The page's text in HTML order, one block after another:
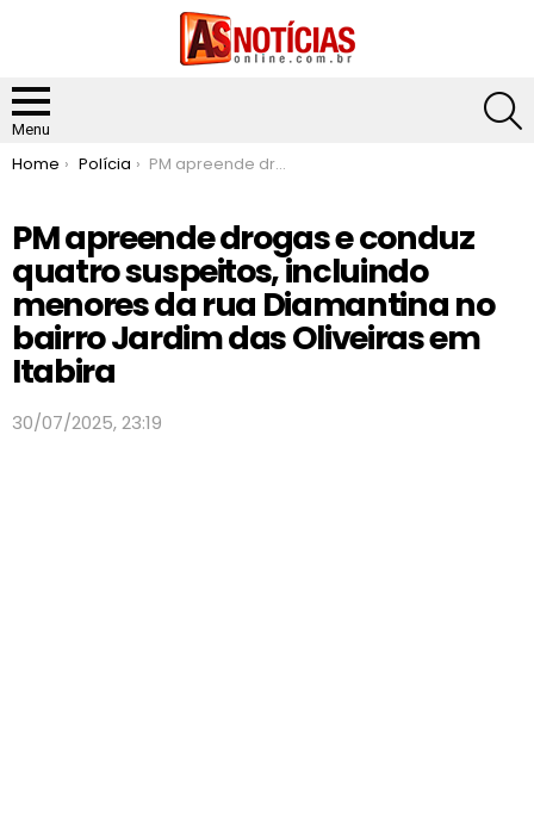
Menu
You are here:
Home Polícia PM apreende drogas e conduz quatro suspeitos, incluindo menores da rua Diamantina no bairro Jardim das Oliveiras em Itabira
PM apreende drogas e conduz
quatro suspeitos, incluindo
menores da rua Diamantina no
bairro Jardim das Oliveiras em
Itabira
30/07/2025, 23:19